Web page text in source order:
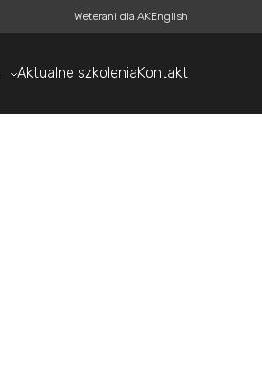
Weterani dla AKEnglish
Aktualne szkoleniaKontakt